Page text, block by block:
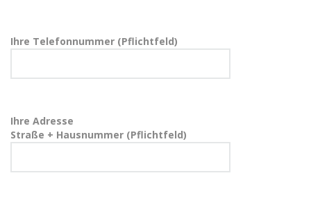
Ihre Telefonnummer (Pflichtfeld)
Ihre Adresse
Straße + Hausnummer (Pflichtfeld)